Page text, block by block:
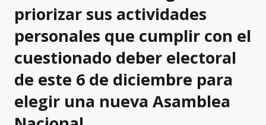
priorizar sus actividades
personales que cumplir con el
cuestionado deber electoral
de este 6 de diciembre para
elegir una nueva Asamblea